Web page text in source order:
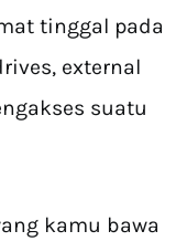
tinggal pada
external
suatu
kamu bawa